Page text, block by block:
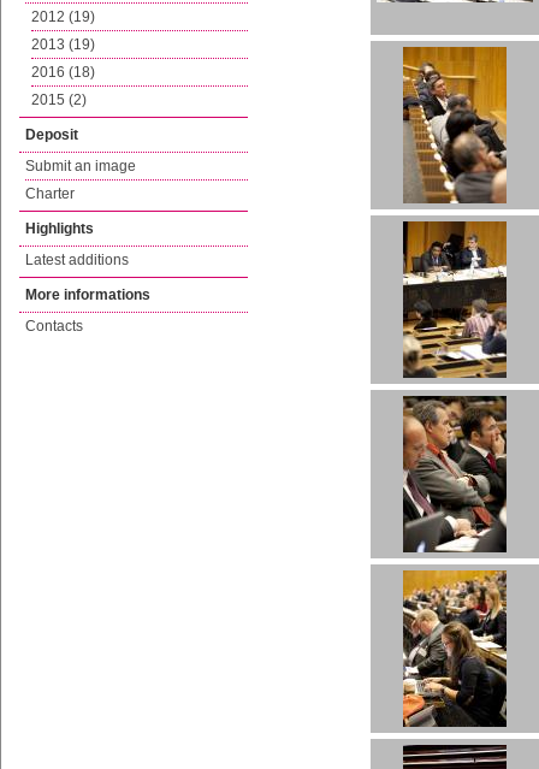
2012 (19)
2013 (19)
2016 (18)
2015 (2)
Deposit
Submit an image
Charter
Highlights
Latest additions
More informations
Contacts